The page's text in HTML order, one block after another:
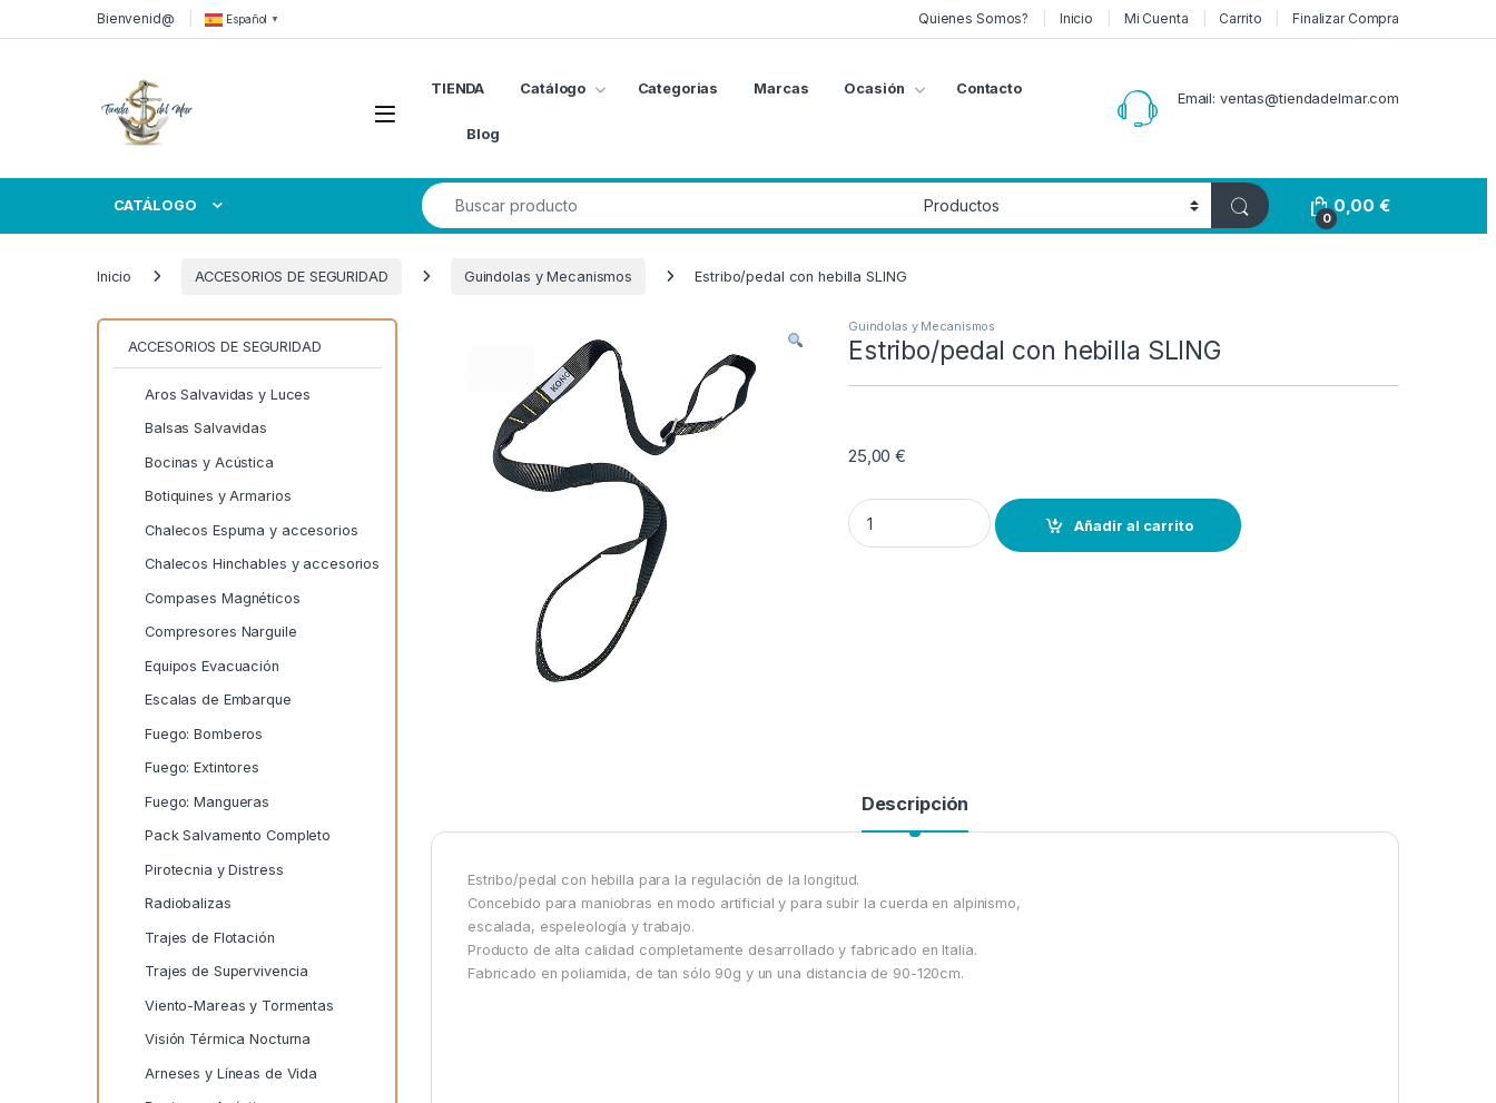
Skip to navigation
Skip to contentBienvenid@ Español ▼ Quienes Somos? Inicio Mi Cuenta Carrito Finalizar Compra
Open
TIENDA Catálogo Categorias Marcas Ocasión Contacto
Blog
Email: ventas@tiendadelmar.com
CATÁLOGO
Search for:
0
0,00€
Inicio ACCESORIOS DE SEGURIDAD Guindolas y Mecanismos Estribo/pedal con hebilla SLING
Guindolas y Mecanismos
Estribo/pedal con hebilla SLING
25,00€
Estribo/pedal con hebilla SLING quantity
Añadir al carrito
Descripción
Estribo/pedal con hebilla para la regulación de la longitud.
Concebido para maniobras en modo artificial y para subir la cuerda en alpinismo,
escalada, espeleología y trabajo.
Producto de alta calidad completamente desarrollado y fabricado en Italia.
Fabricado en poliamida, de tan sólo 90g y un una distancia de 90-120cm.
ACCESORIOS DE SEGURIDAD
Aros Salvavidas y Luces
Balsas Salvavidas
Bocinas y Acústica
Botiquines y Armarios
Chalecos Espuma y accesorios
Chalecos Hinchables y accesorios
Compases Magnéticos
Compresores Narguile
Equipos Evacuación
Escalas de Embarque
Fuego: Bomberos
Fuego: Extintores
Fuego: Mangueras
Pack Salvamento Completo
Pirotecnia y Distress
Radiobalizas
Trajes de Flotación
Trajes de Supervivencia
Viento-Mareas y Tormentas
Visión Térmica Nocturna
Arneses y Líneas de Vida